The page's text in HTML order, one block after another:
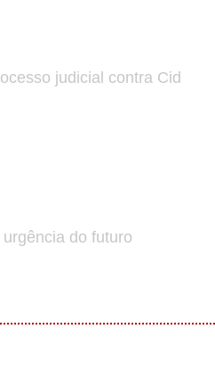
judicial contra Cid
do futuro